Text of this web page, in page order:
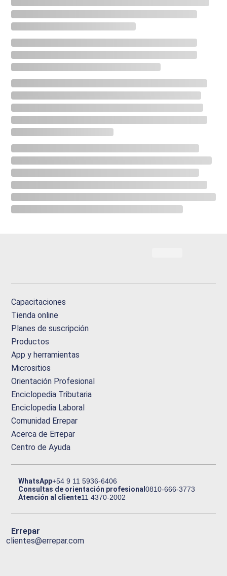
Capacitaciones
Tienda online
Planes de suscripción
Productos
App y herramientas
Micrositios
Orientación Profesional
Enciclopedia Tributaria
Enciclopedia Laboral
Comunidad Errepar
Acerca de Errepar
Centro de Ayuda
WhatsApp+54 9 11 5936-6406
Consultas de orientación profesional0810-666-3773
Atención al cliente11 4370-2002
Errepar
clientes@errepar.com